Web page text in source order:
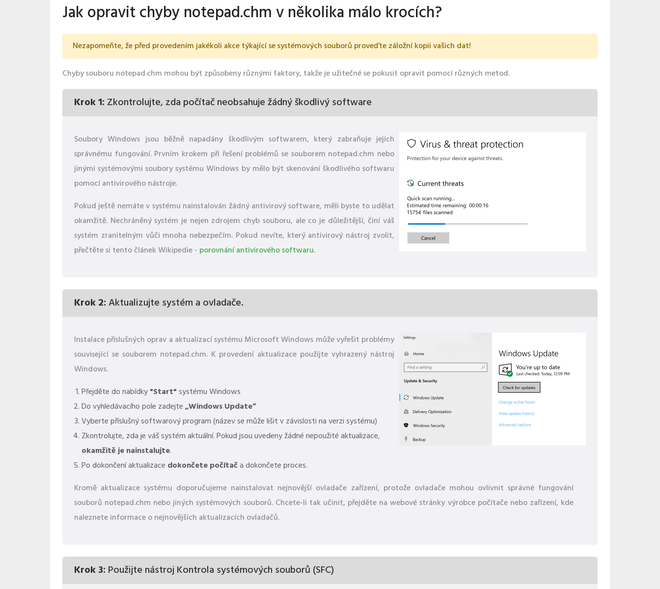
Jak opravit chyby notepad.chm v několika málo krocích?
Nezapomeňte, že před provedením jakékoli akce týkající se systémových souborů proveďte záložní kopii vašich dat!
Chyby souboru notepad.chm mohou být způsobeny různými faktory, takže je užitečné se pokusit opravit pomocí různých metod.
Krok 1: Zkontrolujte, zda počítač neobsahuje žádný škodlivý software
Soubory Windows jsou běžně napadány škodlivým softwarem, který zabraňuje jejich
správnému fungování. Prvním krokem při řešení problémů se souborem notepad.chm nebo
jinými systémovými soubory systému Windows by mělo být skenování škodlivého softwaru
pomocí antivirového nástroje.
Pokud ještě nemáte v systému nainstalován žádný antivirový software, měli byste to udělat
okamžitě. Nechráněný systém je nejen zdrojem chyb souboru, ale co je důležitější, činí váš
systém zranitelným vůči mnoha nebezpečím. Pokud nevíte, který antivirový nástroj zvolit,
přečtěte si tento článek Wikipedie - porovnání antivirového softwaru.
Krok 2:Aktualizujte systém a ovladače.
Instalace příslušných oprav a aktualizací systému Microsoft Windows může vyřešit problémy
související se souborem notepad.chm. K provedení aktualizace použijte vyhrazený nástroj
Windows.
Přejděte do nabídky"Start"systému Windows
Do vyhledávacího pole zadejte„Windows Update“
Vyberte příslušný softwarový program (název se může lišit v závislosti na verzi systému)
Zkontrolujte, zda je váš systém aktuální. Pokud jsou uvedeny žádné nepoužité aktualizace,
okamžitě je nainstalujte.
Po dokončení aktualizace dokončete počítača dokončete proces.
Kromě aktualizace systému doporučujeme nainstalovat nejnovější ovladače zařízení, protože ovladače mohou ovlivnit správné fungování
souborů notepad.chm nebo jiných systémových souborů. Chcete-li tak učinit, přejděte na webové stránky výrobce počítače nebo zařízení, kde
naleznete informace o nejnovějších aktualizacích ovladačů.
Krok 3: Použijte nástroj Kontrola systémových souborů (SFC)